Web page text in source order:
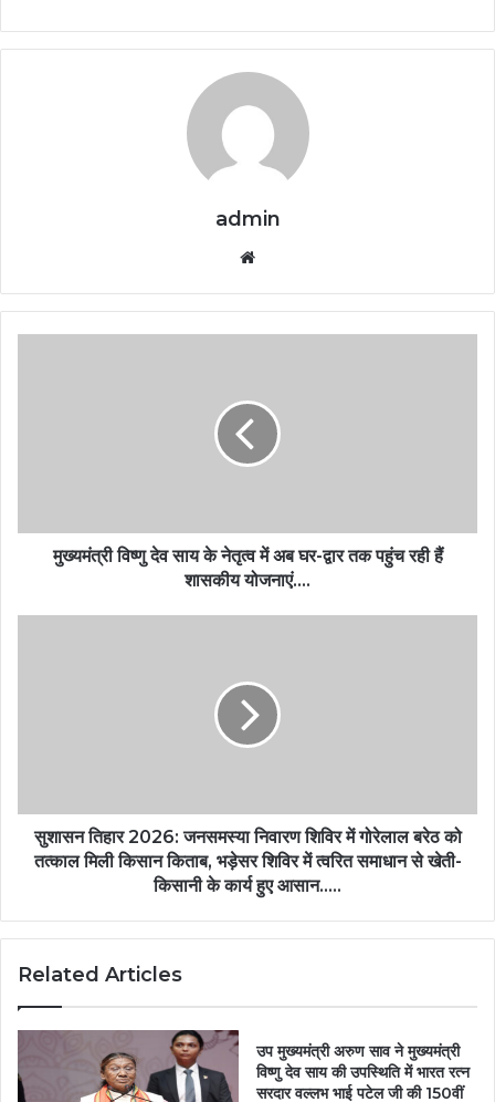
admin
मुख्यमंत्री विष्णु देव साय के नेतृत्व में अब घर-द्वार तक पहुंच रही हैं
शासकीय योजनाएं….
सुशासन तिहार 2026: जनसमस्या निवारण शिविर में गोरेलाल बरेठ को
तत्काल मिली किसान किताब, भड़ेसर शिविर में त्वरित समाधान से खेती-
किसानी के कार्य हुए आसान…..
Related Articles
उप मुख्यमंत्री अरुण साव ने मुख्यमंत्री
विष्णु देव साय की उपस्थिति में भारत रत्न
सरदार वल्लभ भाई पटेल जी की 150वीं